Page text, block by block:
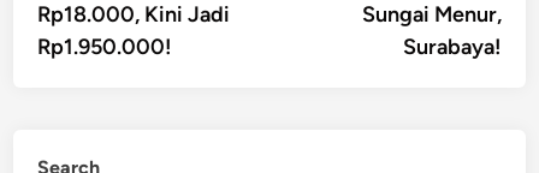
Rp18.000, Kini Jadi
Rp1.950.000!
Sungai Menur,
Surabaya!
Search